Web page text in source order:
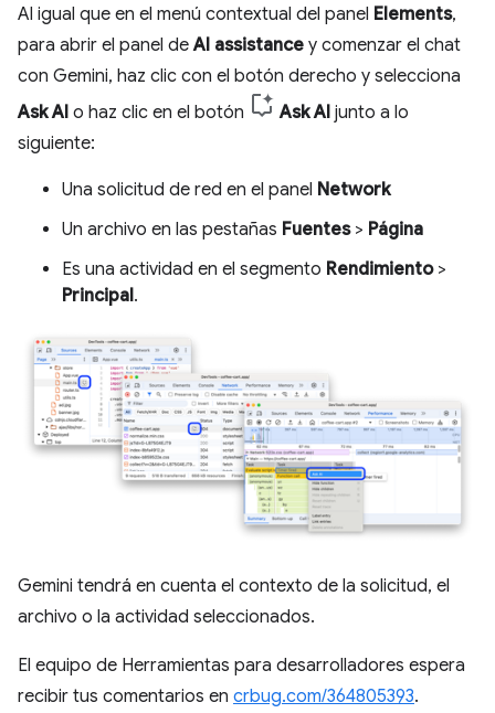
Al igual que en el menú contextual del panel Elements,
para abrir el panel deAI assistance y comenzar el chat
con Gemini, haz clic con el botón derecho y selecciona
Ask AI o haz clic en el botón Ask AI junto a lo
siguiente:
Una solicitud de red en el panel Network
Un archivo en las pestañas Fuentes> Página
Es una actividad en el segmento Rendimiento>
Principal.
Gemini tendrá en cuenta el contexto de la solicitud, el
archivo o la actividad seleccionados.
El equipo de Herramientas para desarrolladores espera
recibir tus comentarios en crbug.com/364805393.